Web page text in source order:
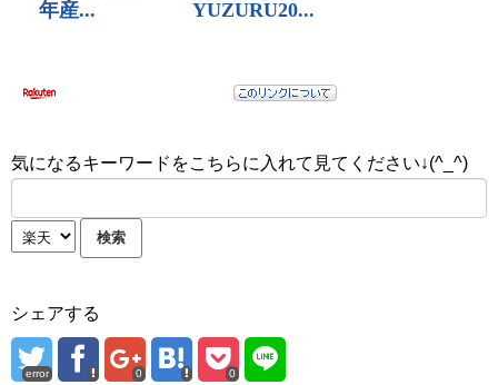
気になるキーワードをこちらに入れて見てください↓(^_^)
シェアする
error 0 0